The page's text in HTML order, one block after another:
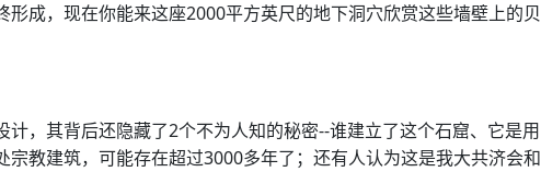
成，现在你能来这座2000平方英尺的地下洞穴欣赏这些墙壁上的贝
计，其背后还隐藏了2个不为人知的秘密--谁建立了这个石窟、它是用
宗教建筑，可能存在超过3000多年了；还有人认为这是我大共济会和